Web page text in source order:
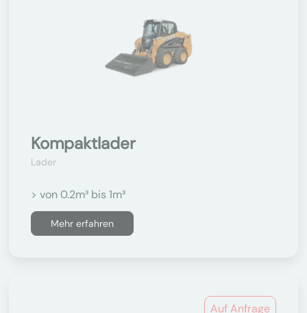
Kompaktlader
Lader
> von 0.2m³ bis 1m³
Mehr erfahren
Auf Anfrage